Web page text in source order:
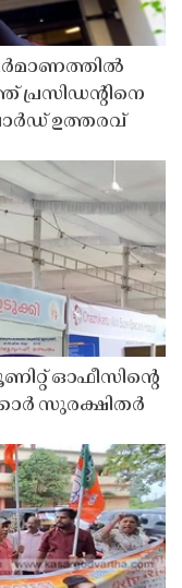
ഉത്തരവ്
ഓഫീസിൻ്റെ
സുരക്ഷിതർ